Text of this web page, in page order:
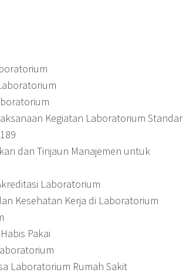
Kegiatan Laboratorium Standar
dan Tinjaun Manajemen untuk
Laboratorium
Kesehatan Kerja di Laboratorium
Pakai
Laboratorium Rumah Sakit